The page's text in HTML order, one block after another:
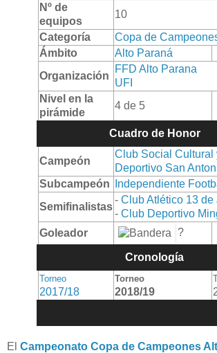
Nº de
equipos
10
Categoría
Copa de
Ámbito
Alto Paraná
Organización
FFD Alto Parana
UFI
Nivel en la
pirámide
4 de 5
Cuadro de Honor
Campeón
Club Social Cultural
Deportivo San
Subcampeón
Independiente
Semifinalistas
- Club Atlético 13 de
- Club Deportivo
Goleador
?
Cronología
Torneo
2017/18
Torneo
2018/19
El Campeonato Copa de Campeones